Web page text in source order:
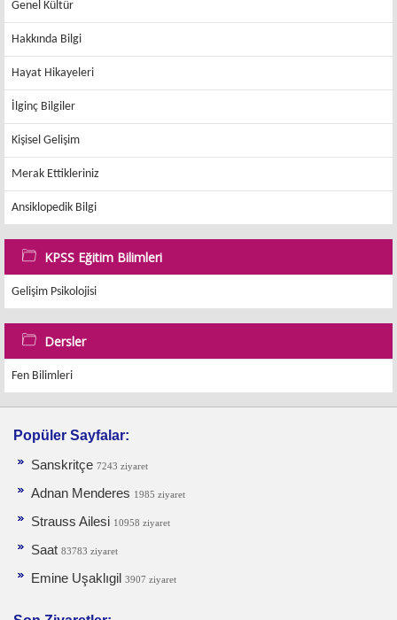
Genel Kültür
Hakkında Bilgi
Hayat Hikayeleri
İlginç Bilgiler
Kişisel Gelişim
Merak Ettikleriniz
Ansiklopedik Bilgi
KPSS Eğitim Bilimleri
Gelişim Psikolojisi
Dersler
Fen Bilimleri
Popüler Sayfalar:
Sanskritçe 7243 ziyaret
Adnan Menderes 1985 ziyaret
Strauss Ailesi 10958 ziyaret
Saat 83783 ziyaret
Emine Uşaklıgil 3907 ziyaret